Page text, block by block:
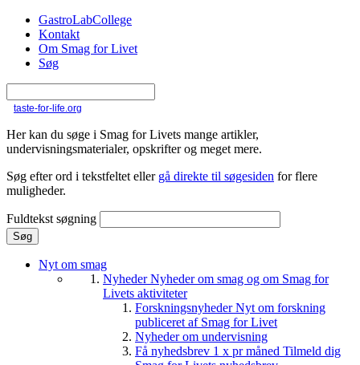
Gå til hovedindhold
GastroLabCollege
Kontakt
Om Smag for Livet
Søg
taste-for-life.org
Her kan du søge i Smag for Livets mange artikler,
undervisningsmaterialer, opskrifter og meget mere.
Søg efter ord i tekstfeltet eller gå direkte til søgesiden for flere
muligheder.
Fuldtekst søgning
Nyt om smag
NyhederNyheder om smag og om Smag for
Livets aktiviteter
ForskningsnyhederNyt om forskning
publiceret af Smag for Livet
Nyheder om undervisning
Få nyhedsbrev 1 x pr måned Tilmeld dig